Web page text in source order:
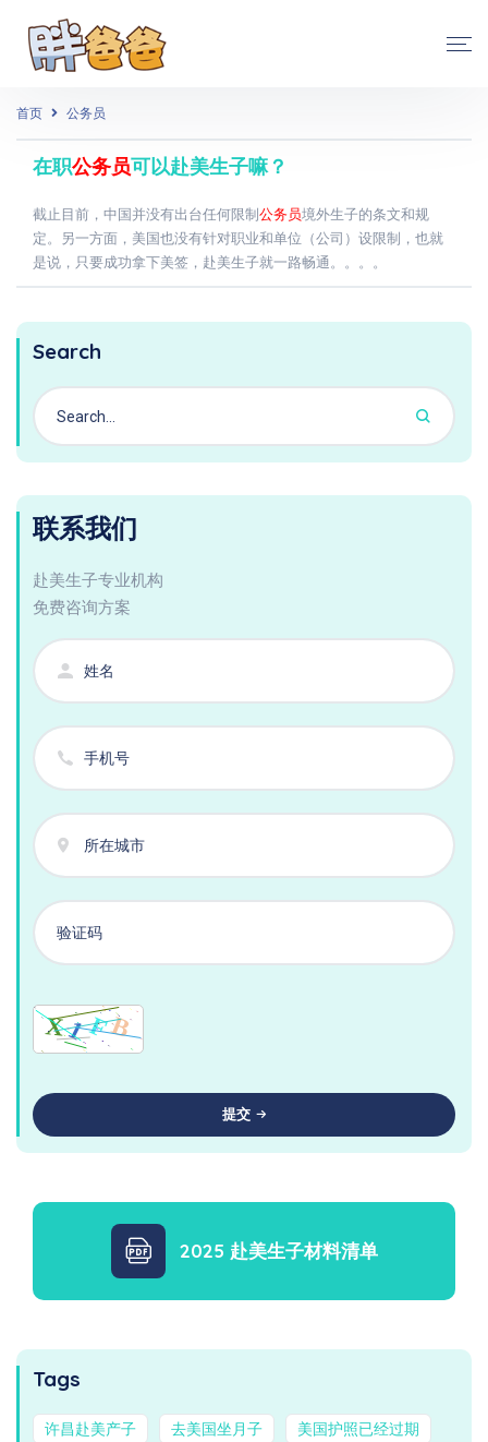
首页 公务员
在职公务员可以赴美生子嘛？
截止目前，中国并没有出台任何限制 公务员境外生子的条文和规
定。另一方面，美国也没有针对职业和单位（公司）设限制，也就
是说，只要成功拿下美签，赴美生子就一路畅通。。。。
Search
联系我们
赴美生子专业机构
免费咨询方案
提交
2025 赴美生子材料清单
Tags
许昌赴美产子 去美国坐月子 美国护照已经过期